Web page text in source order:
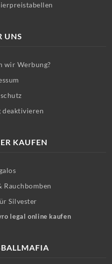
UNS
wir Werbung?
deaktivieren
KAUFEN
Rauchbomben
Silvester
legal online kaufen